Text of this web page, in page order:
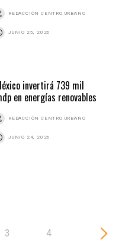
REDACCIÓN CENTRO URBANO
JUNIO 25, 2026
invertirá 739 mil
en energías renovables
REDACCIÓN CENTRO URBANO
JUNIO 24, 2026
3 4